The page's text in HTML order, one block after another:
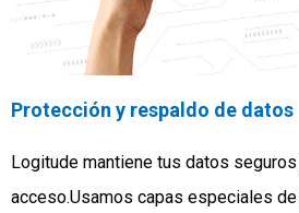
Protección y respaldo de datos
Logitude mantiene tus datos
acceso.Usamos capas especiales